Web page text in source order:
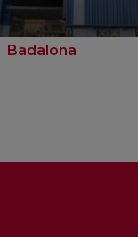
Badalona